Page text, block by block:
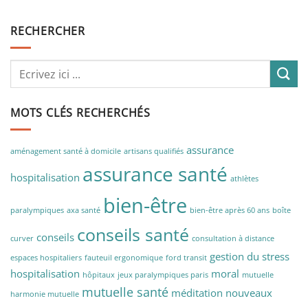
RECHERCHER
MOTS CLÉS RECHERCHÉS
aménagement santé à domicile artisans qualifiés assurance
hospitalisation assurance santé athlètes
paralympiques axa santé bien-être bien-être après 60 ans boîte
curver conseils conseils santé consultation à distance
espaces hospitaliers fauteuil ergonomique ford transit gestion du stress
hospitalisation hôpitaux jeux paralympiques paris moral mutuelle
harmonie mutuelle mutuelle santé méditation nouveaux